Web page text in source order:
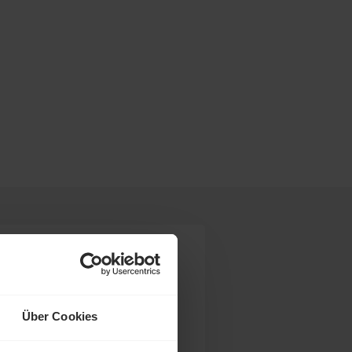
Über Cookies